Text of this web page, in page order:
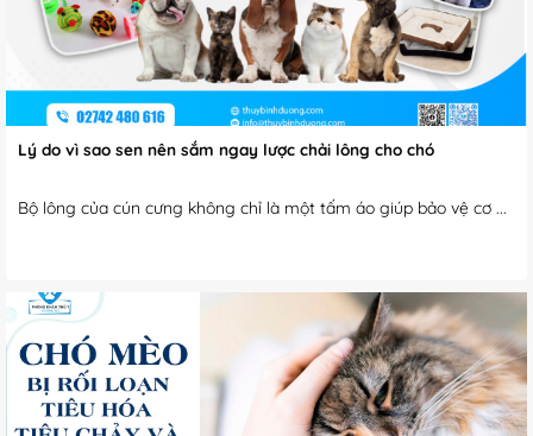
Lý do vì sao sen nên sắm ngay lược chải lông cho chó
Bộ lông của cún cưng không chỉ là một tấm áo giúp bảo vệ cơ ...